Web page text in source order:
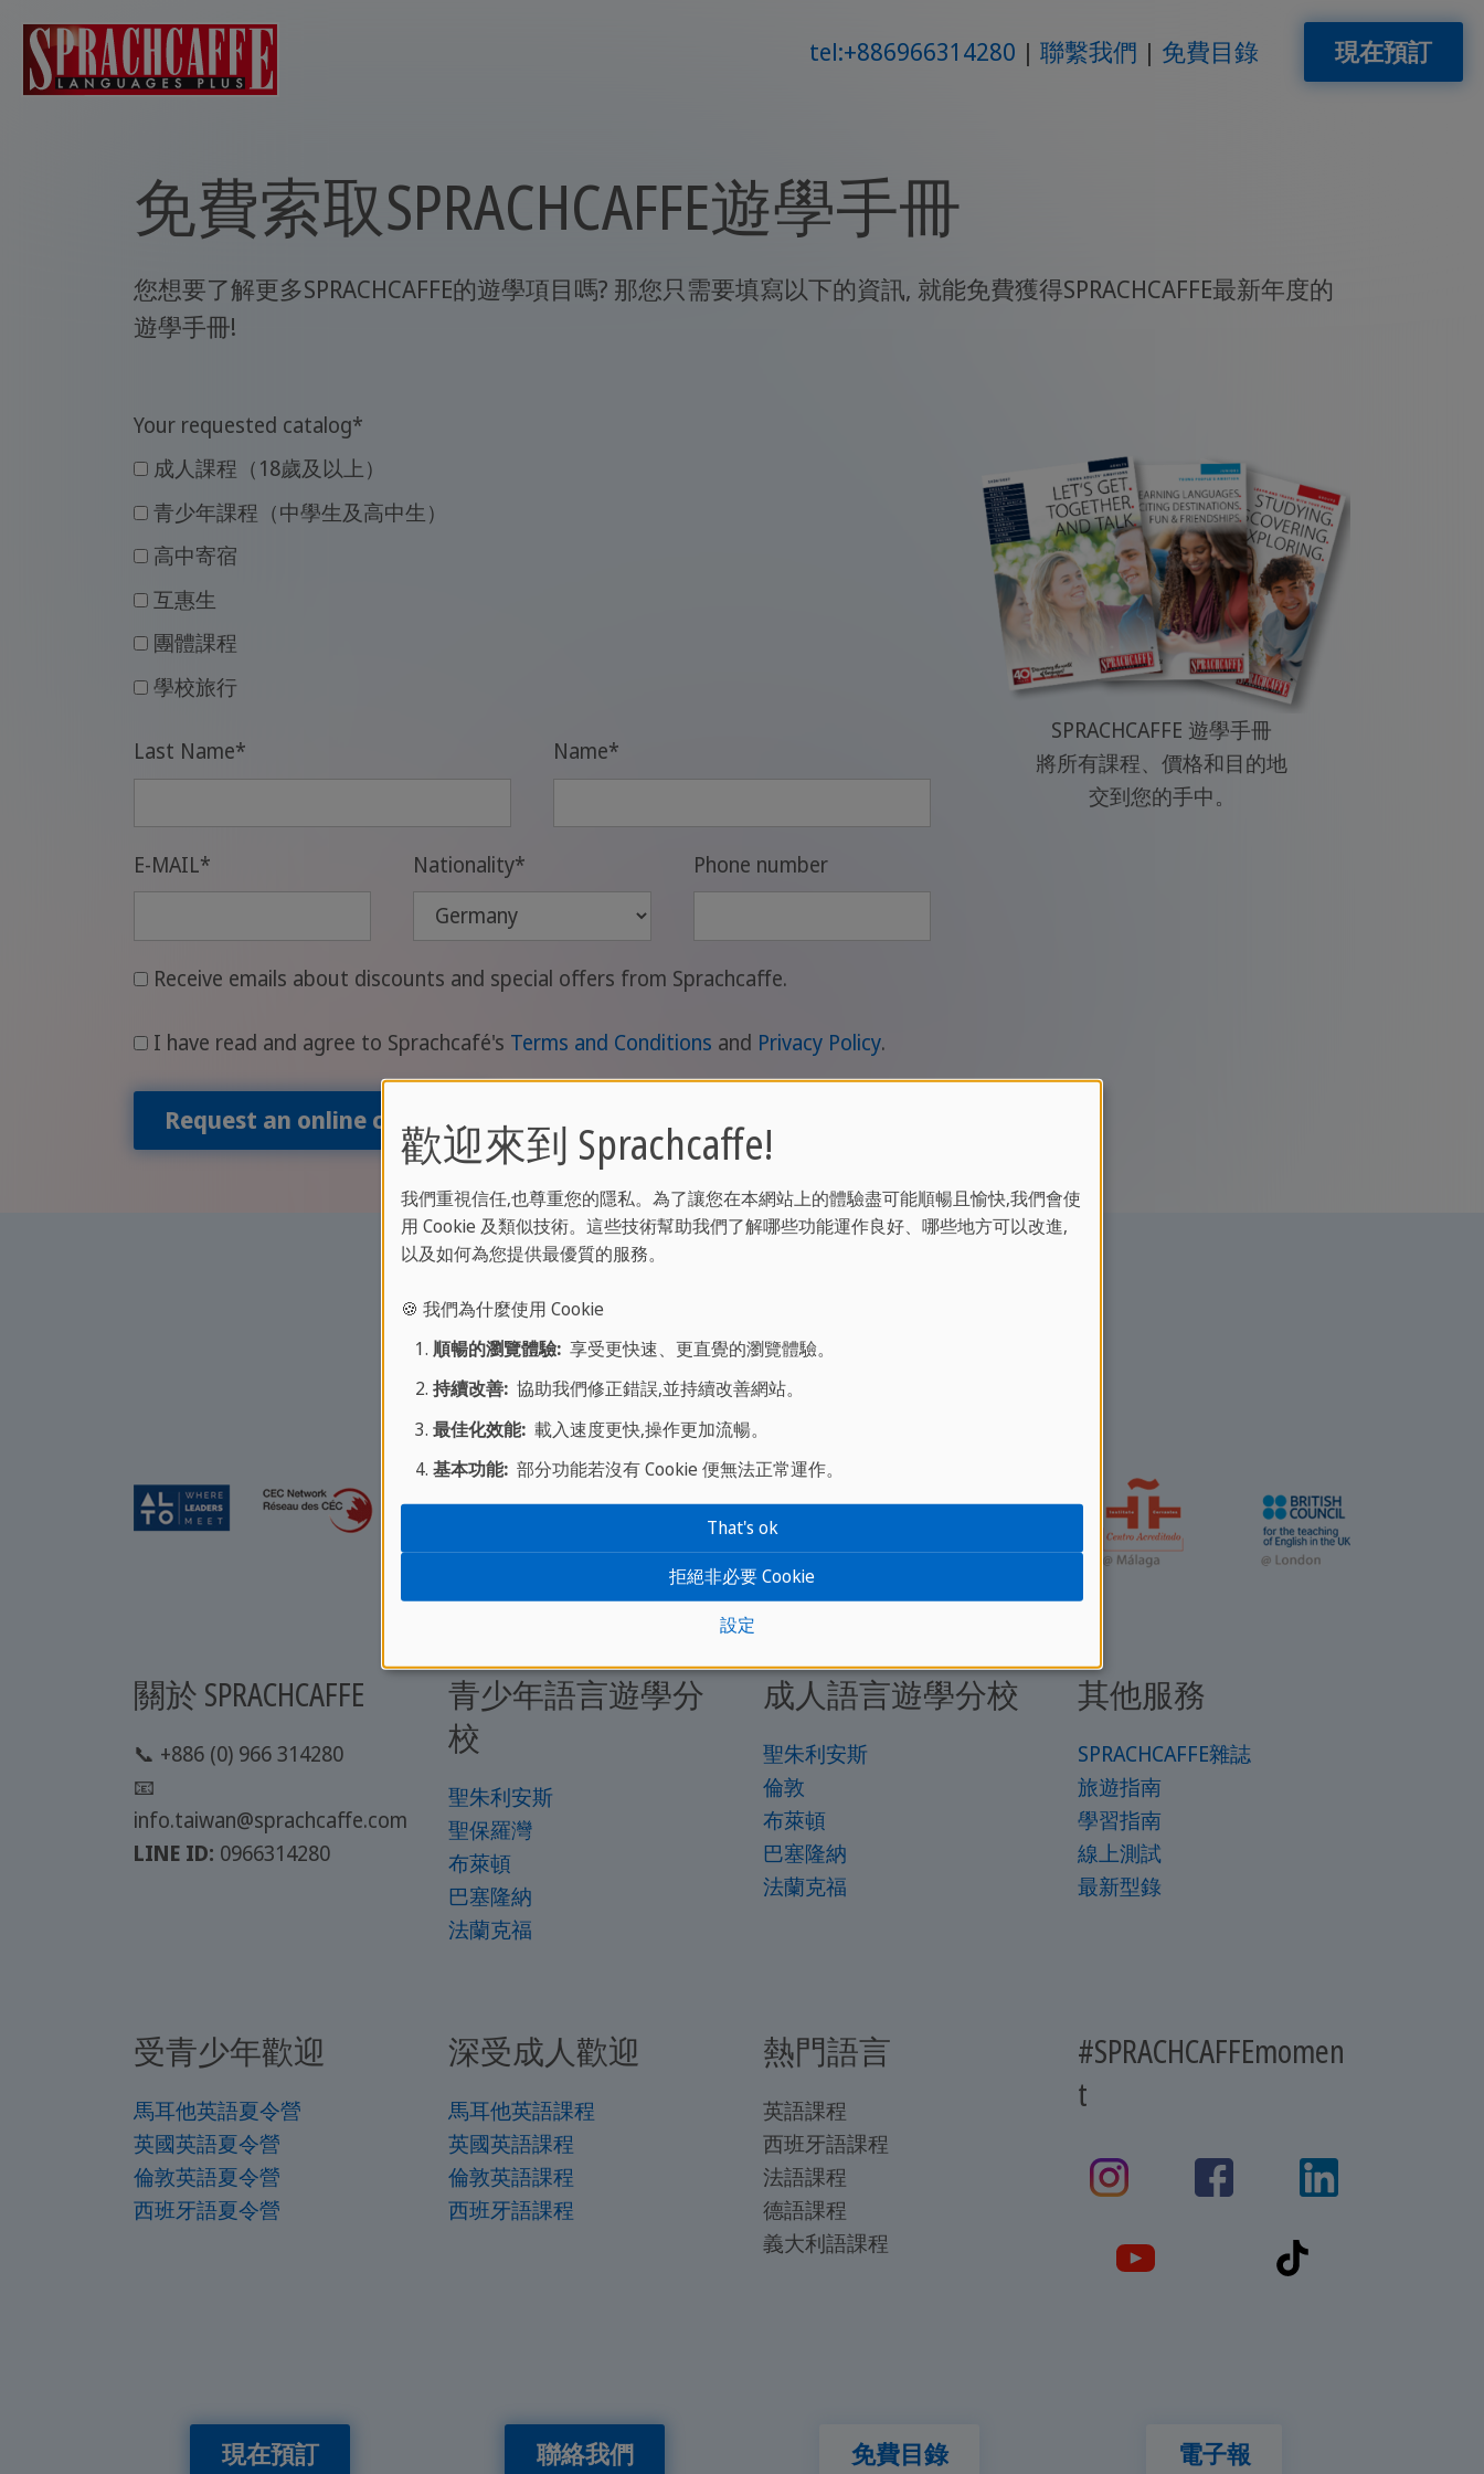
tel:+886966314280 聯繫我們 免費目錄 現在預訂
免費索取SPRACHCAFFE遊學手冊
您想要了解更多SPRACHCAFFE的遊學項目嗎? 那您只需要填寫以下的資訊, 就能免費獲得SPRACHCAFFE最新年度的
遊學手冊!
Your requested catalog*
成人課程（18歲及以上）
青少年課程（中學生及高中生）
高中寄宿
互惠生
團體課程
學校旅行
Last Name* Name*
E-MAIL* Nationality* Phone number
Receive emails about discounts and special offers from Sprachcaffe.
I have read and agree to Sprachcafé's Terms and Conditions and Privacy Policy.
Request an online catalog
SPRACHCAFFE 遊學手冊
將所有課程、價格和目的地
交到您的手中。
關於 SPRACHCAFFE
📞 +886 (0) 966 314280
📧
info.taiwan@sprachcaffe.com
LINE ID: 0966314280
青少年語言遊學分
校
聖朱利安斯
聖保羅灣
布萊頓
巴塞隆納
法蘭克福
成人語言遊學分校
聖朱利安斯
倫敦
布萊頓
巴塞隆納
法蘭克福
其他服務
SPRACHCAFFE雜誌
旅遊指南
學習指南
線上測試
最新型錄
受青少年歡迎
馬耳他英語夏令營
英國英語夏令營
倫敦英語夏令營
西班牙語夏令營
深受成人歡迎
馬耳他英語課程
英國英語課程
倫敦英語課程
西班牙語課程
熱門語言
英語課程
西班牙語課程
法語課程
德語課程
義大利語課程
#SPRACHCAFFEmomen
t
現在預訂 聯絡我們 免費目錄 電子報
歡迎來到 Sprachcaffe!
我們重視信任,也尊重您的隱私。為了讓您在本網站上的體驗盡可能順暢且愉快,我們會使
用 Cookie 及類似技術。這些技術幫助我們了解哪些功能運作良好、哪些地方可以改進,
以及如何為您提供最優質的服務。
🍪 我們為什麼使用 Cookie
順暢的瀏覽體驗:享受更快速、更直覺的瀏覽體驗。
持續改善:協助我們修正錯誤,並持續改善網站。
最佳化效能:載入速度更快,操作更加流暢。
基本功能:部分功能若沒有 Cookie 便無法正常運作。
設定
拒絕非必要 Cookie
That's ok